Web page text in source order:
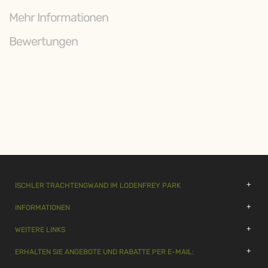
Mehr Informationen
Bewertungen
ISCHLER TRACHTENGWAND IM LODENFREY PARK
INFORMATIONEN
WEITERE LINKS
ERHALTEN SIE ANGEBOTE UND RABATTE PER E-MAIL: